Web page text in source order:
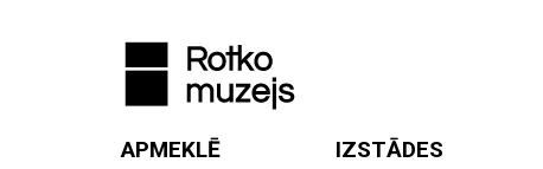
APMEKLĒ IZSTĀDES